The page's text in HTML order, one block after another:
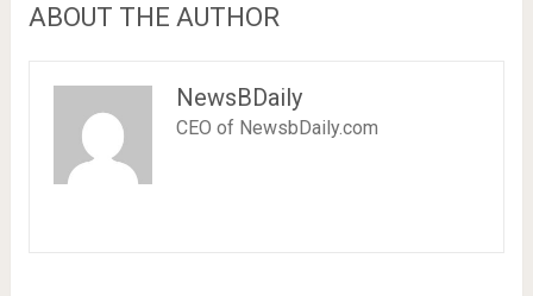
ABOUT THE AUTHOR
NewsBDaily
CEO of NewsbDaily.com